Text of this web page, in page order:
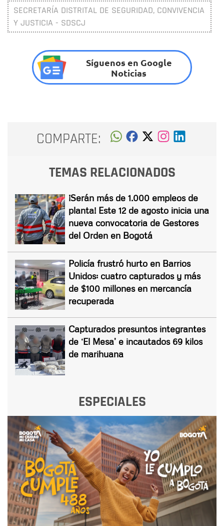
SECRETARÍA DISTRITAL DE SEGURIDAD, CONVIVENCIA
Y JUSTICIA - SDSCJ
Síguenos en Google
Noticias
COMPARTE:
TEMAS RELACIONADOS
¡Serán más de 1.000 empleos de
planta! Este 12 de agosto inicia una
nueva convocatoria de Gestores
del Orden en Bogotá
Policía frustró hurto en Barrios
Unidos: cuatro capturados y más
de $100 millones en mercancía
recuperada
Capturados presuntos integrantes
de ‘El Mesa’ e incautados 69 kilos
de marihuana
ESPECIALES